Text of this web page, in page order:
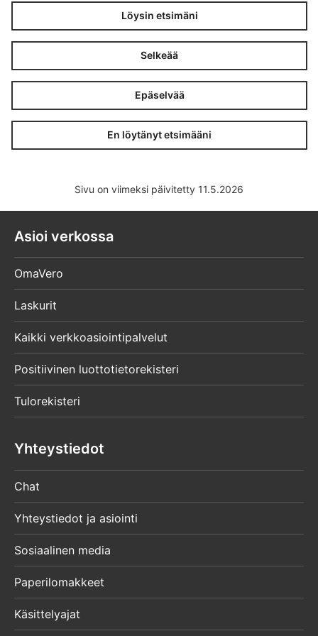
Löysin etsimäni
Selkeää
Epäselvää
En löytänyt etsimääni
Sivu on viimeksi päivitetty 11.5.2026
Asioi verkossa
OmaVero
Laskurit
Kaikki verkkoasiointipalvelut
Positiivinen luottotietorekisteri
Tulorekisteri
Yhteystiedot
Chat
Yhteystiedot ja asiointi
Sosiaalinen media
Paperilomakkeet
Käsittelyajat